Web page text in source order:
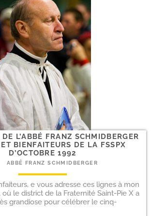
L’ABBÉ FRANZ SCHMIDBERGER
BIENFAITEURS DE LA FSSPX
D’OCTOBRE 1992
ABBÉ FRANZ SCHMIDBERGER
e vous adresse ces lignes à mon
où le district de la Fraternité Saint-Pie X a
grandiose pour célébrer le cinq-